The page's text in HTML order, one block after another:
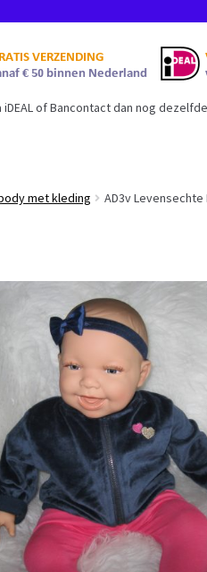
of Bancontact dan nog
met kleding AD3v